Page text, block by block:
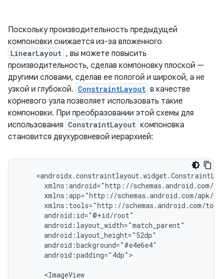
Поскольку производительность предыдущей
компоновки снижается из-за вложенного
LinearLayout , вы можете повысить
производительность, сделав компоновку плоской —
другими словами, сделав ее пологой и широкой, а не
узкой и глубокой. ConstraintLayout в качестве
корневого узла позволяет использовать такие
компоновки. При преобразовании этой схемы для
использования ConstraintLayout компоновка
становится двухуровневой иерархией:
android:padding="4dp">